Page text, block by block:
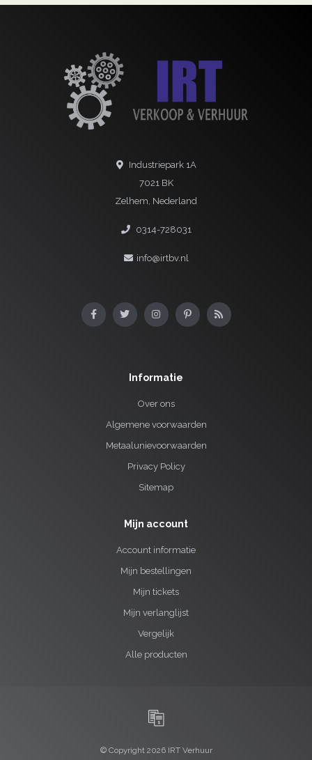
Industriepark 1A
7021 BK
Zelhem, Nederland
0314-728031
info@irtbv.nl
Informatie
Over ons
Algemene voorwaarden
Metaalunievoorwaarden
Privacy Policy
Sitemap
Mijn account
Account informatie
Mijn bestellingen
Mijn tickets
Mijn verlanglijst
Vergelijk
Alle producten
© Copyright 2026 IRT Verhuur